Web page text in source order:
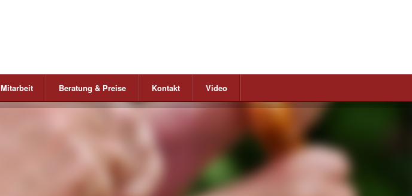
Mitarbeit Beratung & Preise Kontakt Video